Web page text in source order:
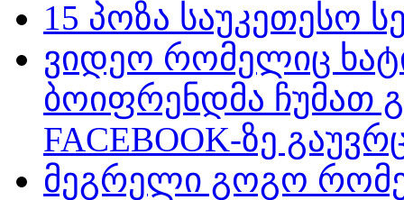
15 პოზა საუკეთესო
ვიდეო რომელიც
ბოიფრენდმა ჩუმათ
FACEBOOK-ზე
მეგრელი გოგო